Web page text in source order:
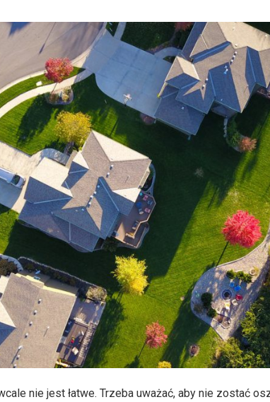
nie jest łatwe. Trzeba uważać, aby nie zostać